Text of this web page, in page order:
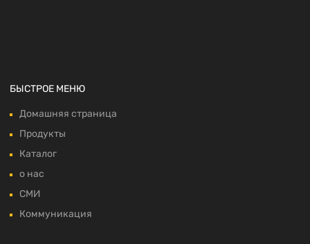
БЫСТРОЕ МЕНЮ
Домашняя страница
Продукты
Каталог
о нас
СМИ
Коммуникация